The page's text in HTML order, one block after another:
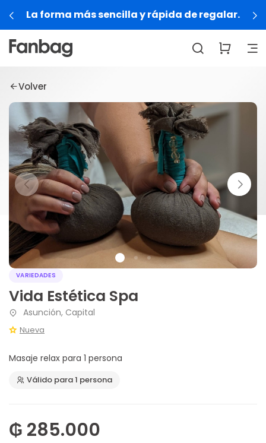
La forma más sencilla y rápida de regalar.
Volver
VARIEDADES
Vida Estética Spa
Asunción, Capital
Nueva
Masaje relax para 1 persona
Válido para 1 persona
₲ 285.000